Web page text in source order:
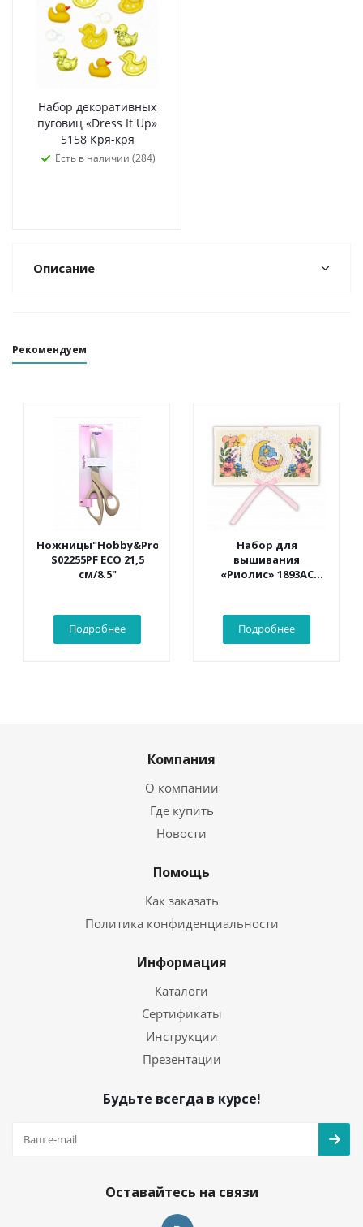
Набор декоративных
пуговиц «Dress It Up»
5158 Кря-кря
Есть в наличии (284)
Описание
Рекомендуем
Ножницы"Hobby&Pro"
S02255PF ECO 21,5
см/8.5"
Подробнее
Набор для
вышивания
«Риолис» 1893АС
малыша» 16*9 см
Подробнее
Компания
О компании
Где купить
Новости
Помощь
Как заказать
Политика конфиденциальности
Информация
Каталоги
Сертификаты
Инструкции
Презентации
Будьте всегда в курсе!
Оставайтесь на связи